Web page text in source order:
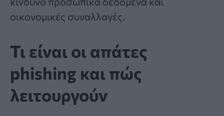
οικονομικές συναλλαγές.
Τι είναι οι απάτες
phishing και πώς
λειτουργούν